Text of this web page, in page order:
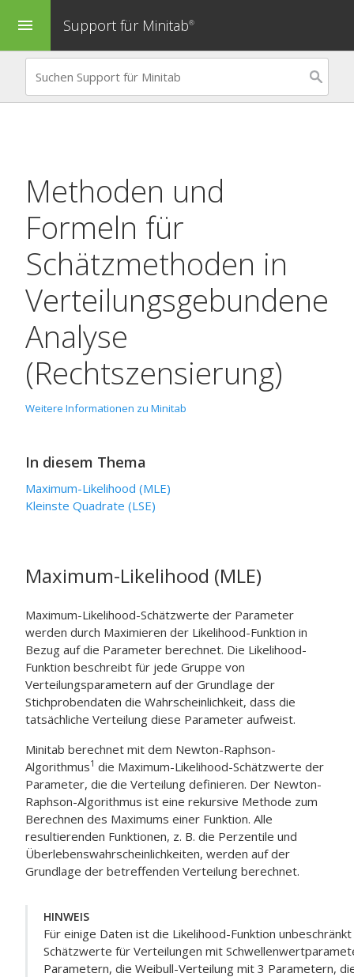
menu Support für Minitab®
Methoden und
Formeln für
Schätzmethoden in
Verteilungsgebundene
Analyse
(Rechtszensierung)
Weitere Informationen zu Minitab
In diesem Thema
Maximum-Likelihood (MLE)
Kleinste Quadrate (LSE)
Maximum-Likelihood (MLE)
Maximum-Likelihood-Schätzwerte der Parameter
werden durch Maximieren der Likelihood-Funktion in
Bezug auf die Parameter berechnet. Die Likelihood-
Funktion beschreibt für jede Gruppe von
Verteilungsparametern auf der Grundlage der
Stichprobendaten die Wahrscheinlichkeit, dass die
tatsächliche Verteilung diese Parameter aufweist.
Minitab berechnet mit dem Newton-Raphson-
Algorithmus1 die Maximum-Likelihood-Schätzwerte der
Parameter, die die Verteilung definieren. Der Newton-
Raphson-Algorithmus ist eine rekursive Methode zum
Berechnen des Maximums einer Funktion. Alle
resultierenden Funktionen, z. B. die Perzentile und
Überlebenswahrscheinlichkeiten, werden auf der
Grundlage der betreffenden Verteilung berechnet.
HINWEIS
Für einige Daten ist die Likelihood-Funktion
Schätzwerte für Verteilungen mit
Parametern, die Weibull-Verteilung mit 3 Parametern,